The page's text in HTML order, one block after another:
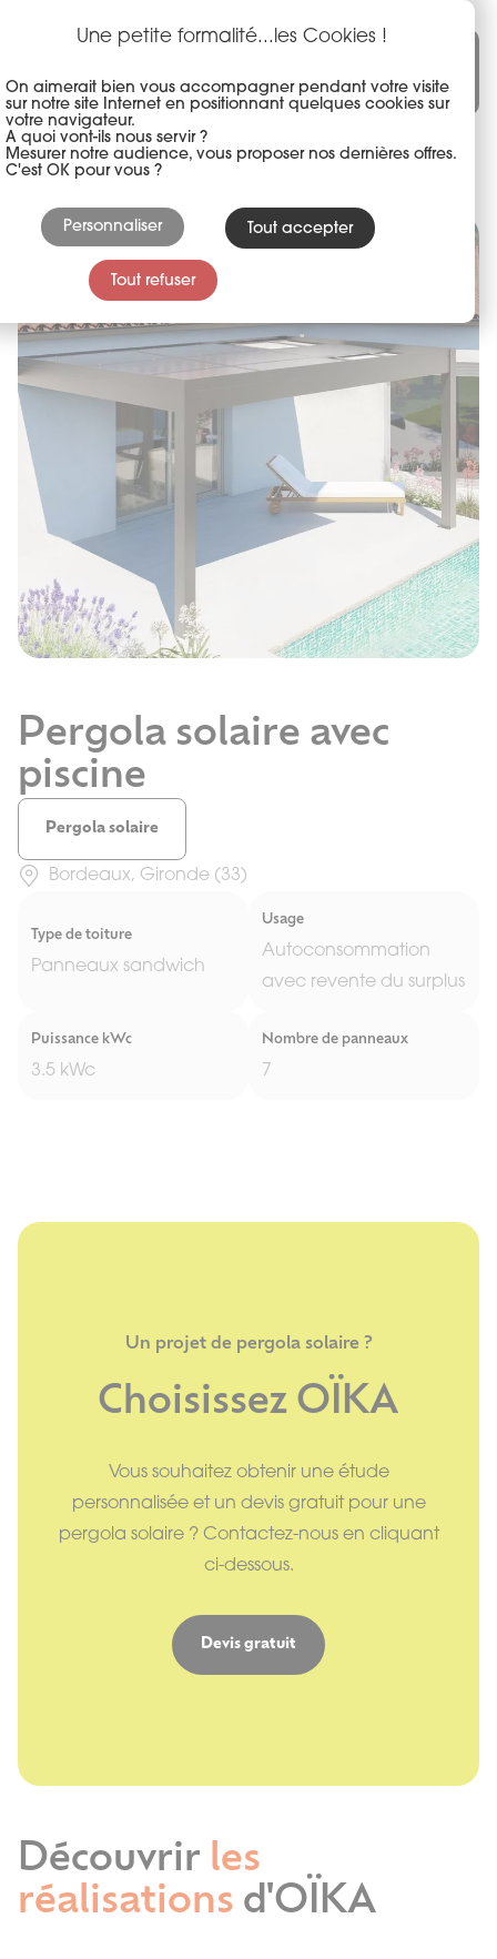
principal
Pergola solaire avec
piscine
Pergola solaire
Bordeaux, Gironde (33)
Type de toiture
Panneaux sandwich
Usage
Autoconsommation
avec revente du surplus
Puissance kWc
3.5 kWc
Nombre de panneaux
7
Previous
Un projet de pergola solaire ?
Choisissez OÏKA
Vous souhaitez obtenir une étude
personnalisée et un devis gratuit pour une
pergola solaire ? Contactez-nous en cliquant
ci-dessous.
Devis gratuit
Découvrir les
réalisations d'OÏKA
Une petite formalité...les Cookies !
On aimerait bien vous accompagner pendant votre visite
sur notre site Internet en positionnant quelques cookies sur
votre navigateur.
A quoi vont-ils nous servir ?
Mesurer notre audience, vous proposer nos dernières offres.
C'est OK pour vous ?
Tout accepter
Tout refuser
Personnaliser